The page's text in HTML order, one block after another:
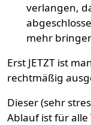
verlangen,
mehr
Erst JETZT ist
rechtmäßig
Dieser (sehr
Ablauf ist für